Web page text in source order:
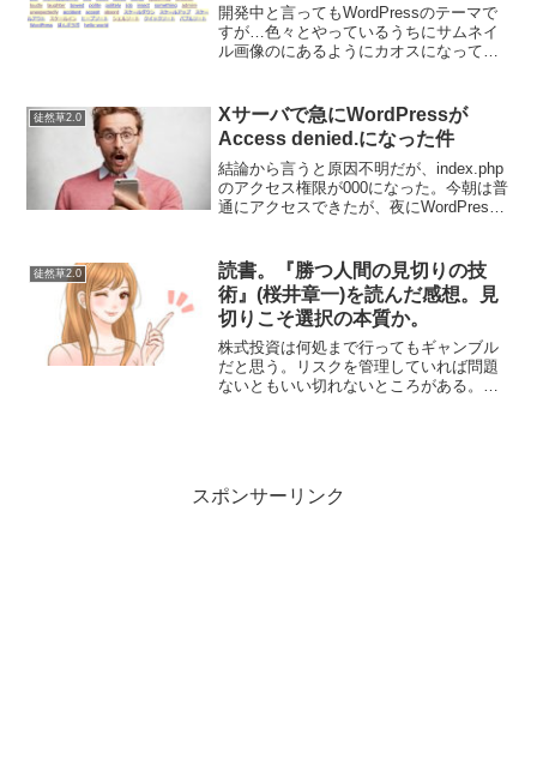
開発中と言ってもWordPressのテーマで
すが…色々とやっているうちにサムネイ
ル画像のにあるようにカオスになってき
将）と出来事をまぜこぜにしたら意味不
明な感じになっ...
徒然草2.0
Xサーバで急にWordPressが
Access denied.になった件
結論から言うと原因不明だが、index.php
のアクセス権限が000になった。今朝は普
通にアクセスできたが、夜にWordPress
自体が乗っ取られて...
徒然草2.0
読書。『勝つ人間の見切りの技
術』(桜井章一)を読んだ感想。見
切りこそ選択の本質か。
株式投資は何処まで行ってもギャンブル
だと思う。リスクを管理していれば問題
ないともいい切れないところがある。１
スポンサーリンク